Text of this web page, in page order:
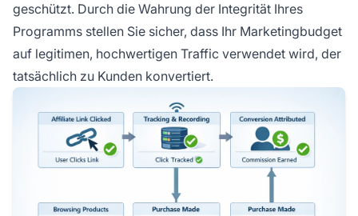
geschützt. Durch die Wahrung der Integrität Ihres
Programms stellen Sie sicher, dass Ihr Marketingbudget
auf legitimen, hochwertigen Traffic verwendet wird, der
tatsächlich zu Kunden konvertiert.